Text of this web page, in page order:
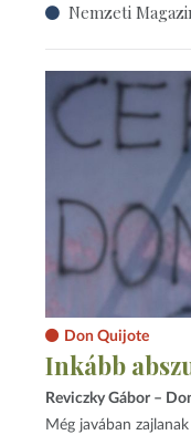
Nemzeti
Don Quijote
Inkább
Reviczky Gábor –
Még javában